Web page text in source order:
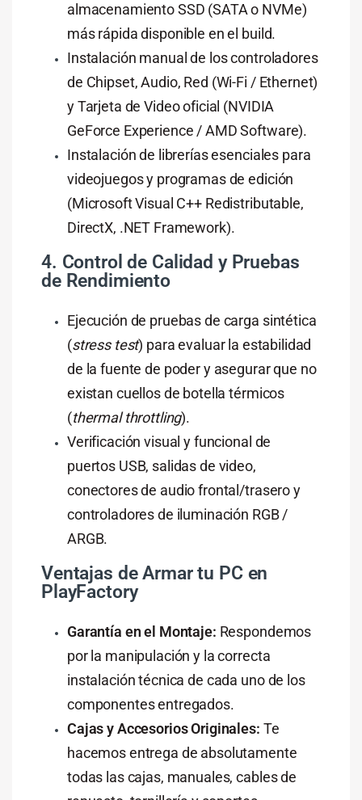
almacenamiento SSD (SATA o NVMe)
más rápida disponible en el build.
Instalación manual de los controladores
de Chipset, Audio, Red (Wi-Fi / Ethernet)
y Tarjeta de Video oficial (NVIDIA
GeForce Experience / AMD Software).
Instalación de librerías esenciales para
videojuegos y programas de edición
(Microsoft Visual C++ Redistributable,
DirectX, .NET Framework).
4. Control de Calidad y Pruebas
de Rendimiento
Ejecución de pruebas de carga sintética
(stress test) para evaluar la estabilidad
de la fuente de poder y asegurar que no
existan cuellos de botella térmicos
(thermal throttling).
Verificación visual y funcional de
puertos USB, salidas de video,
conectores de audio frontal/trasero y
controladores de iluminación RGB /
ARGB.
Ventajas de Armar tu PC en
PlayFactory
Garantía en el Montaje: Respondemos
por la manipulación y la correcta
instalación técnica de cada uno de los
componentes entregados.
Cajas y Accesorios Originales: Te
hacemos entrega de absolutamente
todas las cajas, manuales, cables de